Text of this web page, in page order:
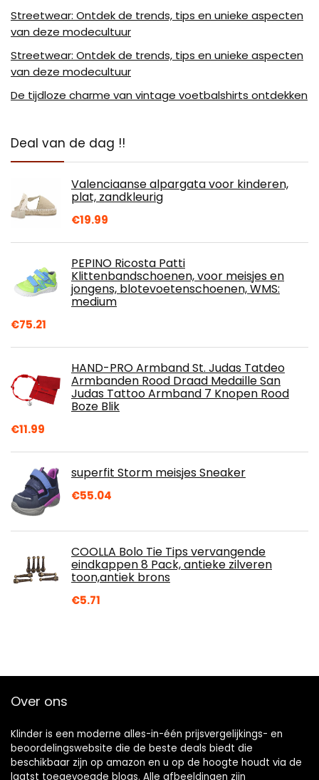
Streetwear: Ontdek de trends, tips en unieke aspecten
van deze modecultuur
Streetwear: Ontdek de trends, tips en unieke aspecten
van deze modecultuur
De tijdloze charme van vintage voetbalshirts ontdekken
Deal van de dag !!
Valenciaanse alpargata voor kinderen,
plat, zandkleurig
€19.99
PEPINO Ricosta Patti
Klittenbandschoenen, voor meisjes en
jongens, blotevoetenschoenen, WMS:
medium
€75.21
HAND-PRO Armband St. Judas Tatdeo
Armbanden Rood Draad Medaille San
Judas Tattoo Armband 7 Knopen Rood
Boze Blik
€11.99
superfit Storm meisjes Sneaker
€55.04
COOLLA Bolo Tie Tips vervangende
eindkappen 8 Pack, antieke zilveren
toon,antiek brons
€5.71
Over ons
Klinder is een moderne alles-in-één prijsvergelijkings- en
beoordelingswebsite die de beste deals biedt die
beschikbaar zijn op amazon en u op de hoogte houdt via de
laatst toegevoegde blogs. Alle afbeeldingen zijn